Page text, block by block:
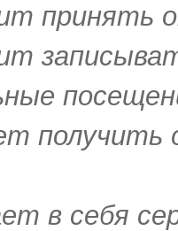
принять
получить
в себя